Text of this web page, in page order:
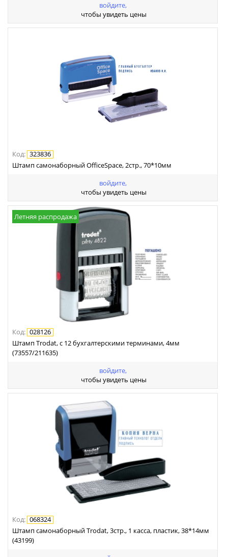
войдите,
чтобы увидеть цены
Код: 323836
Штамп самонаборный OfficeSpace, 2стр., 70*10мм
войдите,
чтобы увидеть цены
Летняя распродажа
Код: 028126
Штамп Trodat, с 12 бухгалтерскими терминами, 4мм
(73557/211635)
войдите,
чтобы увидеть цены
Код: 068324
Штамп самонаборный Trodat, 3стр., 1 касса, пластик, 38*14мм
(43199)